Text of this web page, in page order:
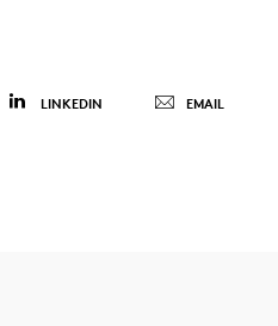
LINKEDIN EMAIL